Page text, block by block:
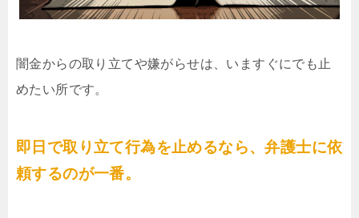
闇金からの取り立てや嫌がらせは、いますぐにでも止
めたい所です。
即日で取り立て行為を止めるなら、弁護士に依
頼するのが一番。